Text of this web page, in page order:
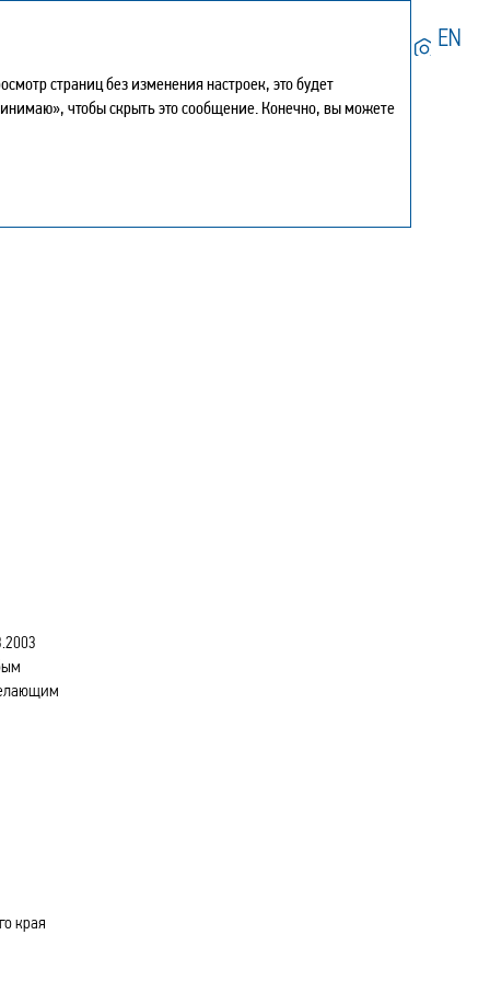
Мой отчет 0
края
страниц без изменения настроек, это будет
чтобы скрыть это сообщение. Конечно, вы можете